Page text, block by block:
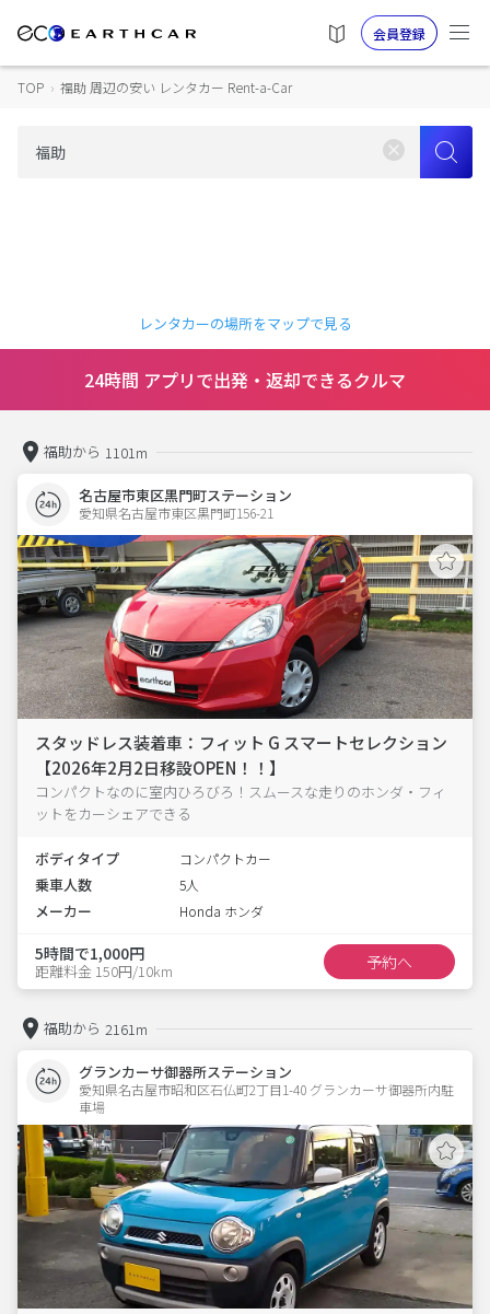
会員登録
TOP › 福助 周辺の安い レンタカー Rent-a-Car
レンタカーの場所をマップで見る
24時間 アプリで出発・返却できるクルマ
福助から 1101m
名古屋市東区黒門町ステーション
愛知県名古屋市東区黒門町156-21
スタッドレス装着車：フィット G スマートセレクション
【2026年2月2日移設OPEN！！】
コンパクトなのに室内ひろびろ！スムースな走りのホンダ・フィ
ットをカーシェアできる
ボディタイプ コンパクトカー
乗車人数 5人
メーカー Honda ホンダ
5時間で1,000円
距離料金 150円/10km 予約へ
福助から 2161m
グランカーサ御器所ステーション
愛知県名古屋市昭和区石仏町2丁目1-40 グランカーサ御器所内駐
車場